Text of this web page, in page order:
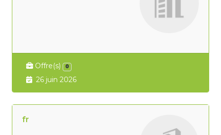
Offre(s) 0
26 juin 2026
fr